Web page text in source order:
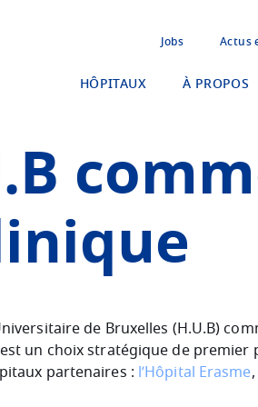
Jobs Actus
HÔPITAUX À PROPOS
de Bruxelles (H.U.B)
un choix stratégique de premier
partenaires : l’Hôpital Erasme,